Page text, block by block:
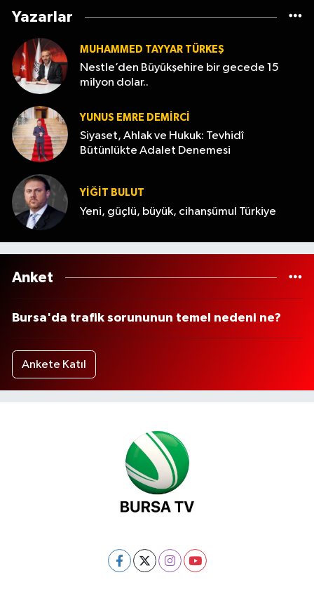
Yazarlar
MUHAMMED TAYYAR TÜRKEŞ
Nestle’den Büyükşehire bir gecede 15
milyon dolar..
YUNUS EMRE DEMIRCI
Siyaset, Ahlak ve Hukuk: Tevhidî
Bütünlükte Adalet Denemesi
YİĞİT BULUT
Yeni, güçlü, büyük, cihanşümul Türkiye
Anket
Bursa'da trafik sorununun temel nedeni ne?
Ankete Katıl